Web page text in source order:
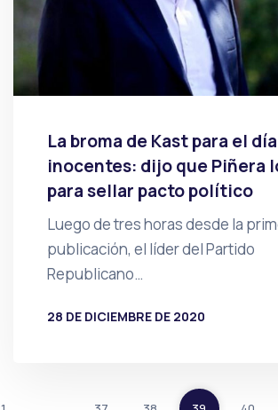
La broma de Kast para el
inocentes: dijo que Piñera
para sellar pacto político
Luego de tres horas desde la
publicación, el líder del Partido
Republicano…
28 DE DICIEMBRE DE 2020